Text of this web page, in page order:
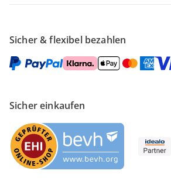
Sicher & flexibel bezahlen
Sicher einkaufen